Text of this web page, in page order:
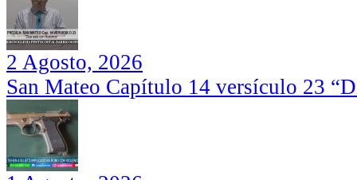
2 Agosto, 2026
San Mateo Capítulo 14 versículo 23